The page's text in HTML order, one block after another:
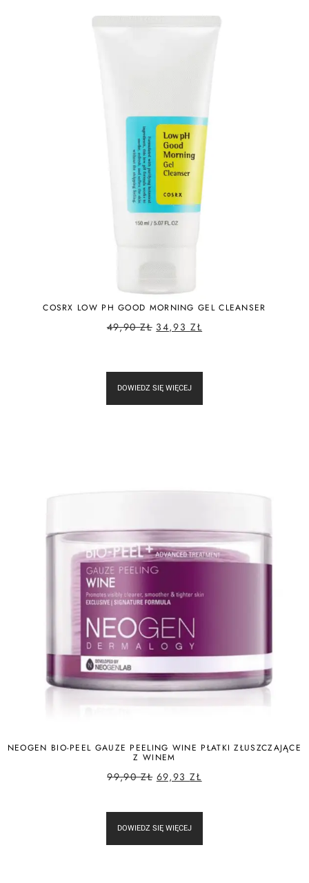
COSRX LOW PH GOOD MORNING GEL CLEANSER
49,90ZŁ 34,93 ZŁ
DOWIEDZ SIĘ WIĘCEJ
NEOGEN BIO-PEEL GAUZE PEELING WINE PŁATKI ZŁUSZCZAJĄCE
Z WINEM
99,90ZŁ 69,93ZŁ
DOWIEDZ SIĘ WIĘCEJ